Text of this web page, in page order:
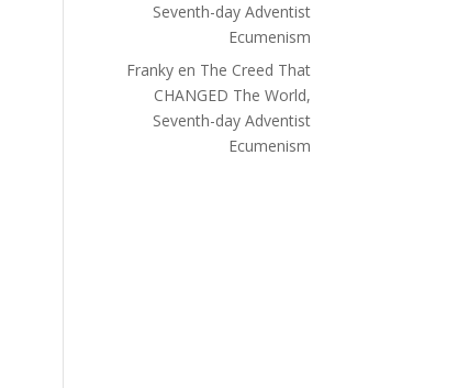
Seventh-day Adventist
Ecumenism
Frankyen The Creed That
CHANGED The World,
Seventh-day Adventist
Ecumenism